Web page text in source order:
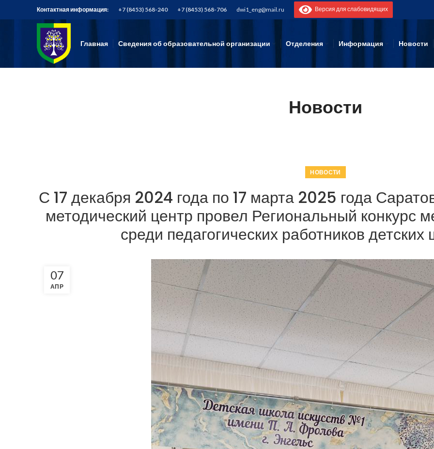
Контактная информация: +7 (8453) 568-240 +7 (8453) 568-706 dwi1_eng@mail.ru Версия для слабовидящих
Главная Сведения об образовательной организации Отделения Информация Новости
Новости
НОВОСТИ
С 17 декабря 2024 года по 17 марта 2025 года
методический центр провел Региональный конкурс
среди педагогических работников детских
07
АПР